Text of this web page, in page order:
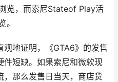
览，而索尼Stateof Play活
。
地证明，《GTA6》的发售
件短缺。如果索尼和微软现
那么发售日当天，商店货